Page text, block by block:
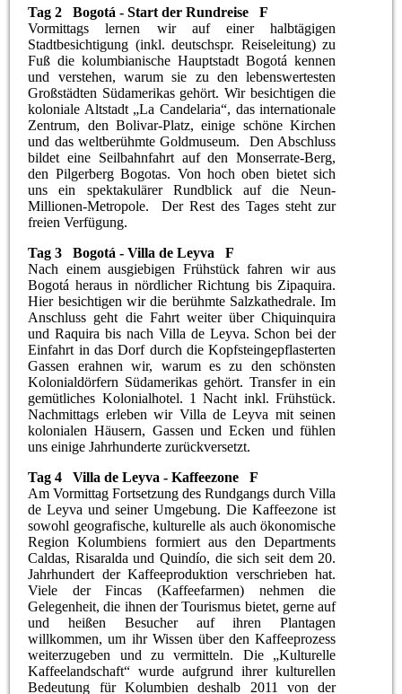
Tag 2 Bogotá - Start der Rundreise F
Vormittags lernen wir auf einer halbtägigen
Stadtbesichtigung (inkl. deutschspr. Reiseleitung) zu
Fuß die kolumbianische Hauptstadt Bogotá kennen
und verstehen, warum sie zu den lebenswertesten
Großstädten Südamerikas gehört. Wir besichtigen die
koloniale Altstadt „La Candelaria“, das internationale
Zentrum, den Bolivar-Platz, einige schöne Kirchen
und das weltberühmte Goldmuseum. Den Abschluss
bildet eine Seilbahnfahrt auf den Monserrate-Berg,
den Pilgerberg Bogotas. Von hoch oben bietet sich
uns ein spektakulärer Rundblick auf die Neun-
Millionen-Metropole. Der Rest des Tages steht zur
freien Verfügung.
Tag 3 Bogotá - Villa de Leyva F
Nach einem ausgiebigen Frühstück fahren wir aus
Bogotá heraus in nördlicher Richtung bis Zipaquira.
Hier besichtigen wir die berühmte Salzkathedrale. Im
Anschluss geht die Fahrt weiter über Chiquinquira
und Raquira bis nach Villa de Leyva. Schon bei der
Einfahrt in das Dorf durch die Kopfsteingepflasterten
Gassen erahnen wir, warum es zu den schönsten
Kolonialdörfern Südamerikas gehört. Transfer in ein
gemütliches Kolonialhotel. 1 Nacht inkl. Frühstück.
Nachmittags erleben wir Villa de Leyva mit seinen
kolonialen Häusern, Gassen und Ecken und fühlen
uns einige Jahrhunderte zurückversetzt.
Tag 4 Villa de Leyva - Kaffeezone F
Am Vormittag Fortsetzung des Rundgangs durch Villa
de Leyva und seiner Umgebung. Die Kaffeezone ist
sowohl geografische, kulturelle als auch ökonomische
Region Kolumbiens formiert aus den Departments
Caldas, Risaralda und Quindío, die sich seit dem 20.
Jahrhundert der Kaffeeproduktion verschrieben hat.
Viele der Fincas (Kaffeefarmen) nehmen die
Gelegenheit, die ihnen der Tourismus bietet, gerne auf
und heißen Besucher auf ihren Plantagen
willkommen, um ihr Wissen über den Kaffeeprozess
weiterzugeben und zu vermitteln. Die „Kulturelle
Kaffeelandschaft“ wurde aufgrund ihrer kulturellen
Bedeutung für Kolumbien deshalb 2011 von der